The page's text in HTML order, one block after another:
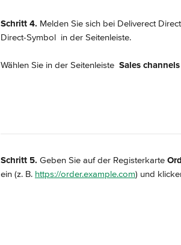
Schritt 4. Melden Sie sich bei Deliverect
Direct-Symbol in der Seitenleiste.
Wählen Sie in der Seitenleiste Sales channels
Schritt 5. Geben Sie auf der Registerkarte
ein (z. B. https://order.example.com) und